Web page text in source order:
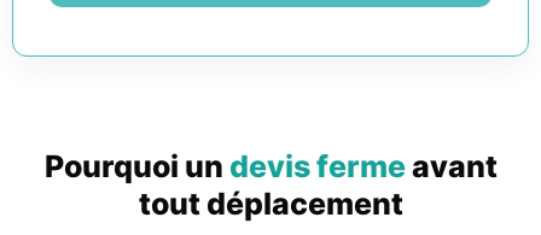
Pourquoi un devis fermeavant
tout déplacement